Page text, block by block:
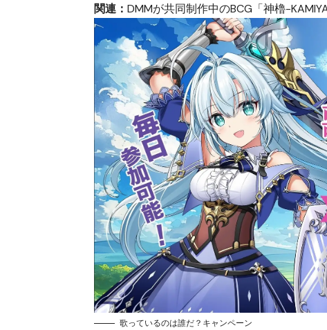
関連：DMMが共同制作中のBCG「神櫓-
歌っているのは誰だ？キャンペーン